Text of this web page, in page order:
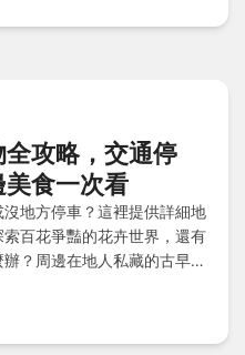
攻略，交通停
食一次看
地方停車？這裡提供詳細地
百花爭豔的花卉世界，還有
？周邊在地人私藏的古早味